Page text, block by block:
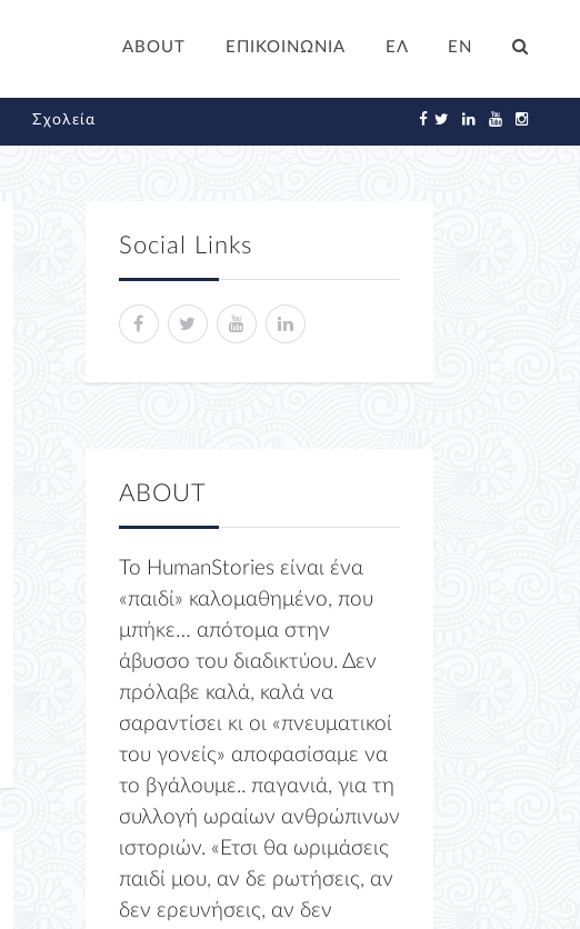
ABOUT ΕΠΙΚΟΙΝΩΝΙΑ ΕΛ EN
Σχολεία
Social Links
ABOUT
Το HumanStories είναι ένα
«παιδί» καλομαθημένο, που
μπήκε… απότομα στην
άβυσσο του διαδικτύου. Δεν
πρόλαβε καλά, καλά να
σαραντίσει κι οι «πνευματικοί
του γονείς» αποφασίσαμε να
το βγάλουμε.. παγανιά, για τη
συλλογή ωραίων ανθρώπινων
ιστοριών. «Ετσι θα ωριμάσεις
παιδί μου, αν δε ρωτήσεις, αν
δεν ερευνήσεις, αν δεν